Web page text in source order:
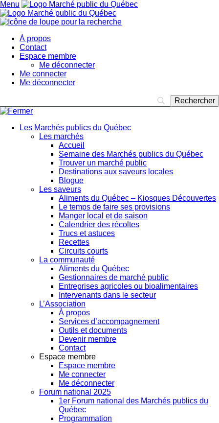
Menu
À propos
Contact
Espace membre
Me déconnecter
Me connecter
Me déconnecter
Les Marchés publics du Québec
Les marchés
Accueil
Semaine des Marchés publics du Québec
Trouver un marché public
Destinations aux saveurs locales
Blogue
Les saveurs
Aliments du Québec – Kiosques Découvertes
Le temps de faire ses provisions
Manger local et de saison
Calendrier des récoltes
Trucs et astuces
Recettes
Circuits courts
La communauté
Aliments du Québec
Gestionnaires de marché public
Entreprises agricoles ou bioalimentaires
Intervenants dans le secteur
L’Association
À propos
Services d’accompagnement
Outils et documents
Devenir membre
Contact
Espace membre
Espace membre
Me connecter
Me déconnecter
Forum national 2025
1er Forum national des Marchés publics du
Québec
Programmation